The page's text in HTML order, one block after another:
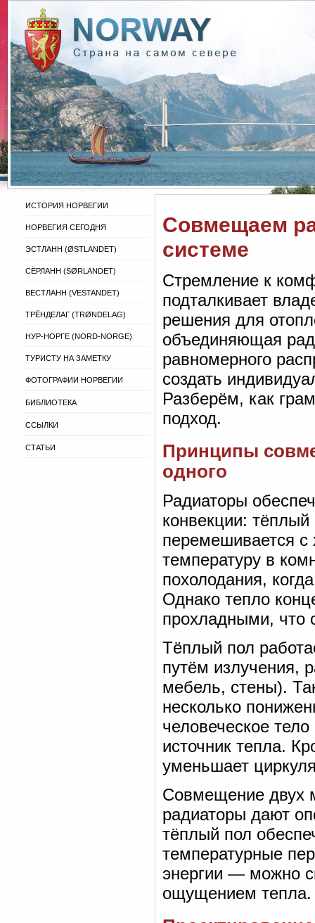
ИСТОРИЯ НОРВЕГИИ
НОРВЕГИЯ СЕГОДНЯ
ЭСТЛАНН (ØSTLANDET)
СЁРЛАНН (SØRLANDET)
ВЕСТЛАНН (VESTANDET)
ТРЁНДЕЛАГ (TRØNDELAG)
НУР-НОРГЕ (NORD-NORGE)
ТУРИСТУ НА ЗАМЕТКУ
ФОТОГРАФИИ НОРВЕГИИ
БИБЛИОТЕКА
ССЫЛКИ
СТАТЬИ
Совмещаем
системе
Стремление к
подталкивает
решения для
объединяющая
равномерного
создать
Разберём, как
подход.
Принципы
одного
Радиаторы
конвекции: тёплый
перемешивается
температуру в
похолодания,
Однако тепло
прохладными, что
Тёплый пол
путём излучения,
мебель, стены).
несколько
человеческое
источник тепла.
уменьшает
Совмещение двух
радиаторы дают
тёплый пол
температурные
энергии — можно
ощущением тепла.